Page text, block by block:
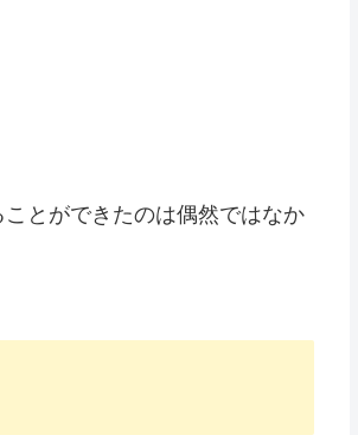
とができたのは偶然ではなか